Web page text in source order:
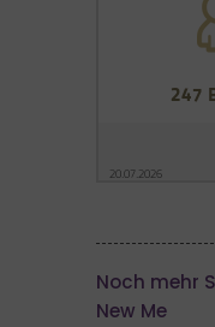
Noch mehr
New Me